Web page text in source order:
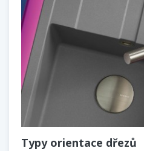
Typy orientace dřezů